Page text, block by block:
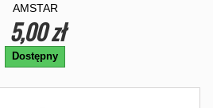
AMSTAR
5,00 zł
Dostępny